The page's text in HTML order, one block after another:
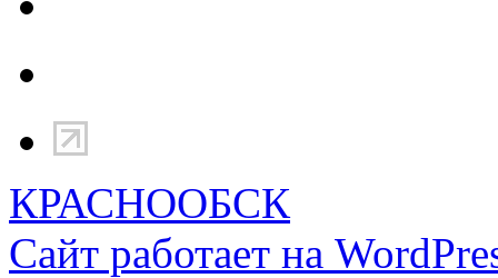
КРАСНООБСК
Сайт работает на